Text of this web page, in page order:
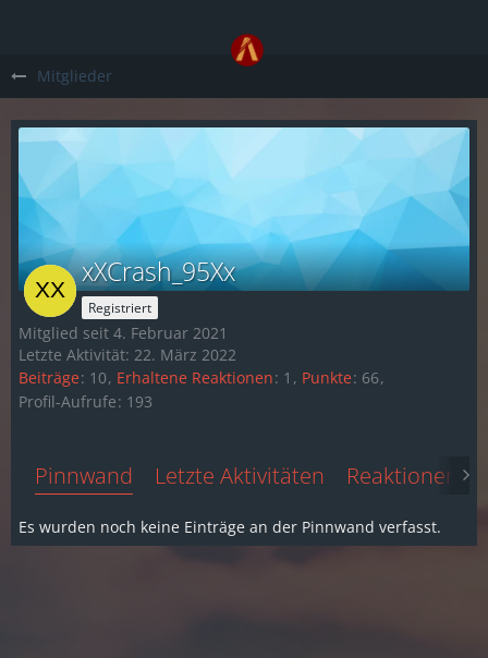
Mitglieder
xXCrash_95Xx
Registriert
Mitglied seit 4. Februar 2021
Letzte Aktivität: 22. März 2022
Beiträge 10 Erhaltene Reaktionen 1 Punkte 66
Profil-Aufrufe 193
Pinnwand Letzte Aktivitäten Reaktionen
Es wurden noch keine Einträge an der Pinnwand verfasst.